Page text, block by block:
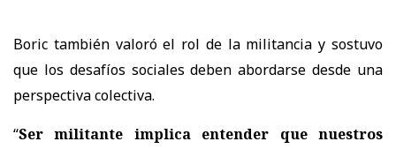
Boric también valoró el rol de la militancia y sostuvo
que los desafíos sociales deben abordarse desde una
perspectiva colectiva.
“Ser militante implica entender que nuestros